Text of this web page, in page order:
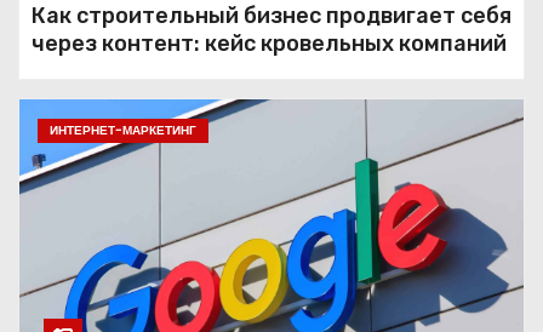
Как строительный бизнес продвигает себя
через контент: кейс кровельных компаний
ИНТЕРНЕТ-МАРКЕТИНГ